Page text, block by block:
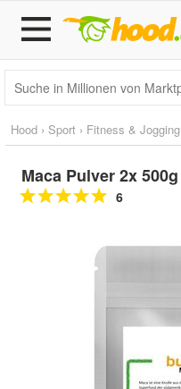
Hood › Sport › Fitness & Jogging
Maca Pulver 2x 500g
6